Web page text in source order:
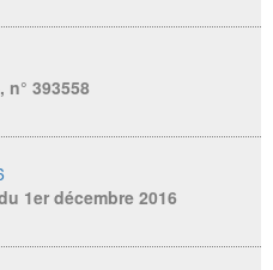
n° 393558
1er décembre 2016